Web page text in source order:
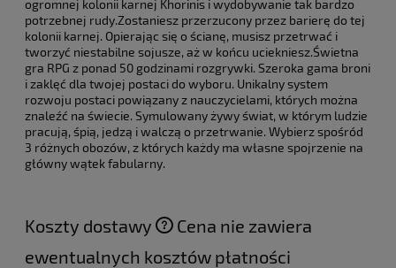
ogromnej kolonii karnej Khorinis i wydobywanie tak bardzo
potrzebnej rudy.Zostaniesz przerzucony przez barierę do tej
kolonii karnej. Opierając się o ścianę, musisz przetrwać i
tworzyć niestabilne sojusze, aż w końcu uciekniesz.Świetna
gra RPG z ponad 50 godzinami rozgrywki. Szeroka gama broni
i zaklęć dla twojej postaci do wyboru. Unikalny system
rozwoju postaci powiązany z nauczycielami, których można
znaleźć na świecie. Symulowany żywy świat, w którym ludzie
pracują, śpią, jedzą i walczą o przetrwanie. Wybierz spośród
3 różnych obozów, z których każdy ma własne spojrzenie na
główny wątek fabularny.
Koszty dostawy
Cena nie zawiera
ewentualnych kosztów płatności